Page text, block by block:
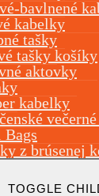
bavlnené
kabelky
tašky
tašky košíky
aktovky
kabelky
z brúsenej
TOGGLE